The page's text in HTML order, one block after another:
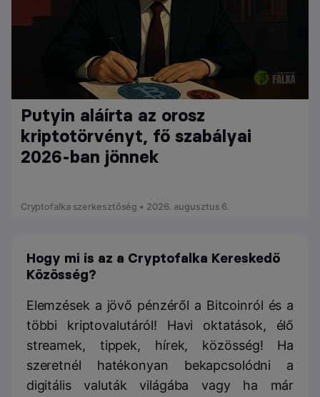
Putyin aláírta az orosz
kriptotörvényt, fő szabályai
2026-ban jönnek
Cryptofalka szerkesztőség • 2026. augusztus 6.
Hogy mi is az a Cryptofalka Kereskedő
Közösség?
Elemzések a jövő pénzéről a Bitcoinról és a
többi kriptovalutáról! Havi oktatások, élő
streamek, tippek, hírek, közösség! Ha
szeretnél hatékonyan bekapcsolódni a
digitális valuták világába vagy ha már